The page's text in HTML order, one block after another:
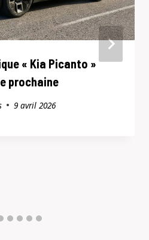
« Kia Picanto »
prochaine
9 avril 2026